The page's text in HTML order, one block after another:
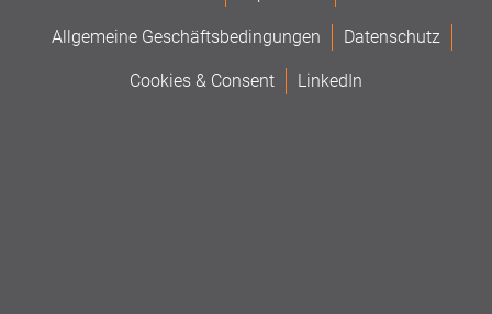
Allgemeine Geschäftsbedingungen Datenschutz
Cookies & Consent LinkedIn